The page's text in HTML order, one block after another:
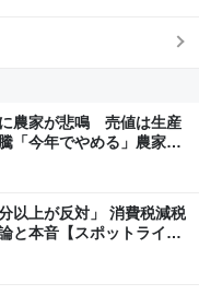
に農家が悲鳴 売値は生産
「今年でやめる」農家も
以上が反対」 消費税減税
と本音【スポットライ